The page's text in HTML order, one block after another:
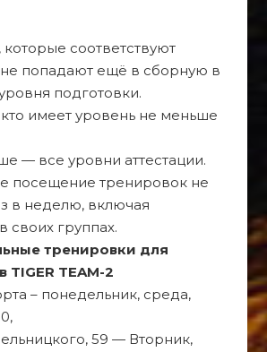
соответствуют
не попадают ещё в сборную в
подготовки.
кто имеет уровень не меньше
— все уровни аттестации.
посещение тренировок не
в неделю, включая
своих группах.
тренировки для
TIGER TEAM-2
– понедельник, среда,
59 — Вторник,